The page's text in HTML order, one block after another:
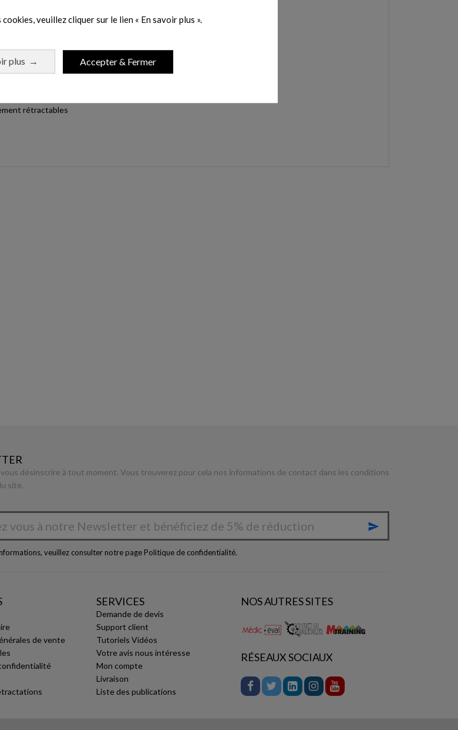
veuillez cliquer sur le lien « En savoir plus ».
plus → Accepter & Fermer
rétractables
désinscrire à tout moment. Vous trouverez pour cela nos informations de contact dans les conditions
site.

veuillez consulter notre page Politique de confidentialité.
de vente
SERVICES
Demande de devis
Support client
Tutoriels Vidéos
Votre avis nous intéresse
Mon compte
Livraison
Liste des publications
NOS AUTRES SITES
RÉSEAUX SOCIAUX